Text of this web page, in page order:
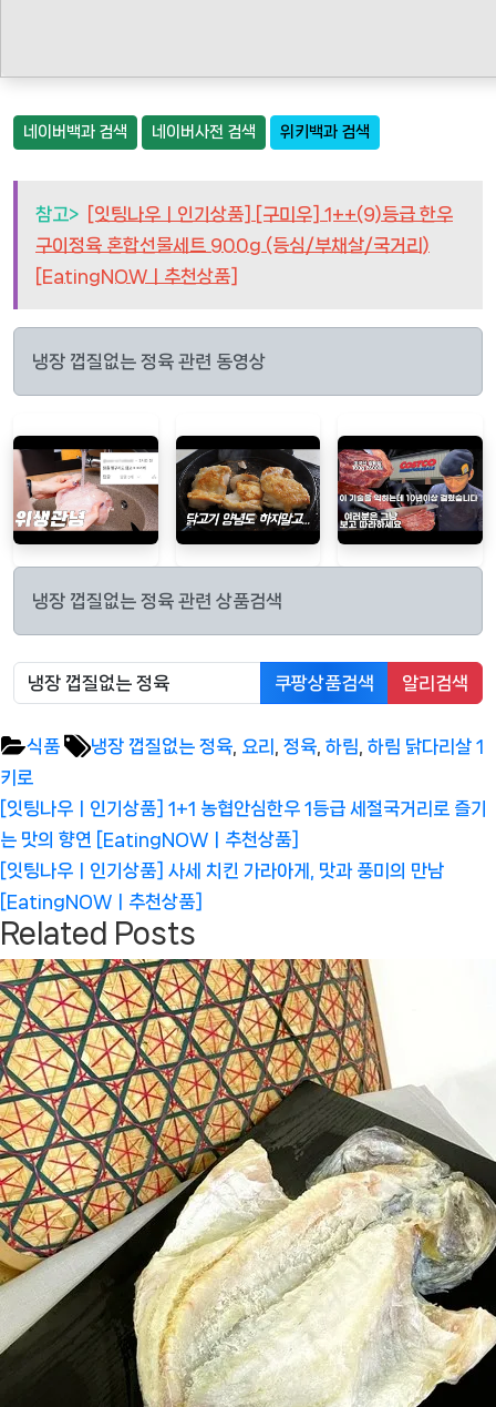
네이버백과 검색 네이버사전 검색 위키백과 검색
참고> [잇팅나우ㅣ인기상품] [구미우] 1++(9)등급 한우
구이정육 혼합선물세트 900g (등심/부채살/국거리)
[EatingNOWㅣ추천상품]
냉장 껍질없는 정육 관련 동영상
냉장 껍질없는 정육 관련 상품검색
쿠팡상품검색 알리검색
식품 Tags:
냉장 껍질없는 정육 요리 정육 하림 하림 닭다리살 1
키로
글
탐
색
Previous
Post:
[잇팅나우ㅣ인기상품] 1+1 농협안심한우 1등급 세절국거리로 즐기
는 맛의 향연 [EatingNOWㅣ추천상품]
Next
Post:
[잇팅나우ㅣ인기상품] 사세 치킨 가라아게, 맛과 풍미의 만남
[EatingNOWㅣ추천상품]
Related Posts